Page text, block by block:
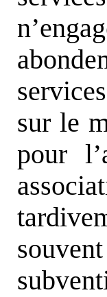
sur le
pour